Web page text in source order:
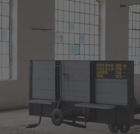
We
This
trackers
website